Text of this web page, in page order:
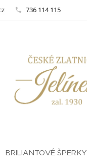
736 114 115
BRILIANTOVÉ ŠPERKY